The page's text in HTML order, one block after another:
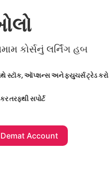
કોર્સનું લર્નિંગ હબ
સ્ટૉક, ઑપ્શન્સ અને ફ્યુચર્સ ટ્રેડ કરો
તરફથી સપોર્ટ